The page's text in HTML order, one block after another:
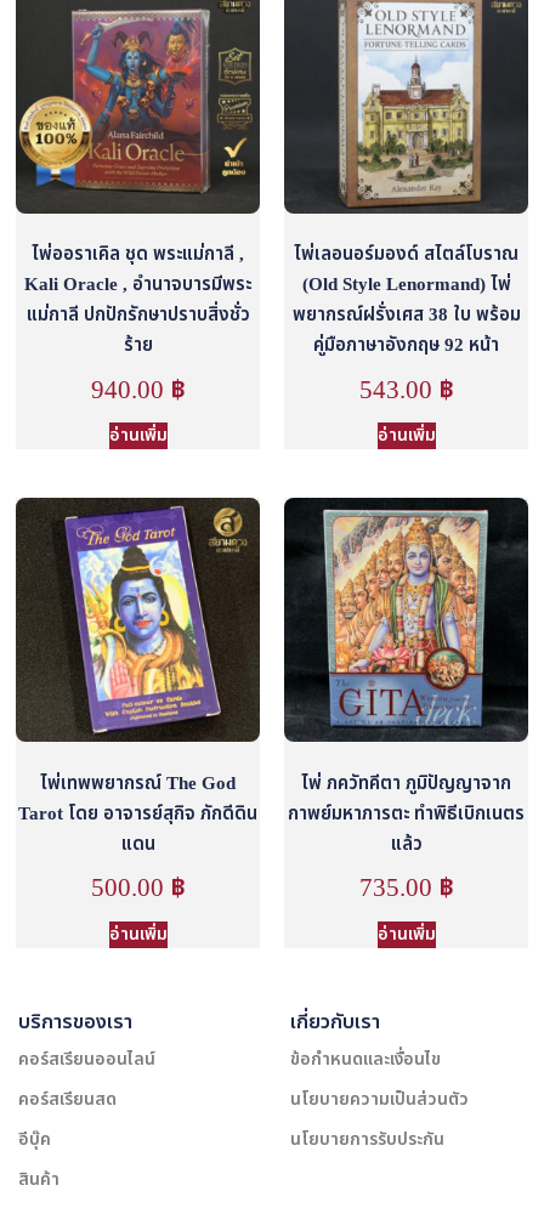
ไพ่ออราเคิล ชุด พระแม่กาลี ,
Kali Oracle , อำนาจบารมีพระ
แม่กาลี ปกปักรักษาปราบสิ่งชั่ว
ร้าย
940.00 ฿
อ่านเพิ่ม
ไพ่เลอนอร์มองด์ สไตล์โบราณ
(Old Style Lenormand) ไพ่
พยากรณ์ฝรั่งเศส 38 ใบ พร้อม
คู่มือภาษาอังกฤษ 92 หน้า
543.00 ฿
อ่านเพิ่ม
ไพ่เทพพยากรณ์ The God
Tarot โดย อาจารย์สุกิจ ภักดีดิน
แดน
500.00 ฿
อ่านเพิ่ม
ไพ่ ภควัทคีตา ภูมิปัญญาจาก
กาพย์มหาภารตะ ทำพิธีเบิกเนตร
แล้ว
735.00 ฿
อ่านเพิ่ม
บริการของเรา
คอร์สเรียนออนไลน์
คอร์สเรียนสด
อีบุ๊ค
สินค้า
เกี่ยวกับเรา
ข้อกำหนดและเงื่อนไข
นโยบายความเป็นส่วนตัว
นโยบายการรับประกัน